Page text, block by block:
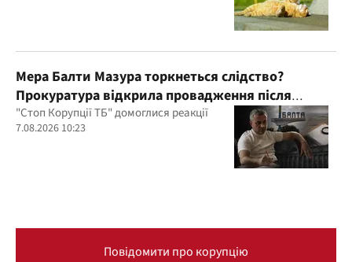
Мера Балти Мазура торкнеться слідство?
Прокуратура відкрила провадження після
розслідування "Стоп Корупції ТБ"
"Стоп Корупції ТБ" домоглися реакції
7.08.2026 10:23
Повідомити про корупцію